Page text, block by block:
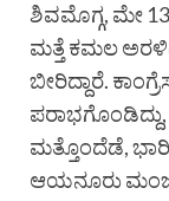
ಶಿವಮೊಗ್ಗ, ಮೇ
ಮತ್ತೆ ಕಮಲ
ಬೀರಿದ್ದಾರೆ.
ಪರಾಭಗೊಂಡಿದ್ದು,
ಮತ್ತೊಂದೆಡೆ,
ಆಯನೂರು